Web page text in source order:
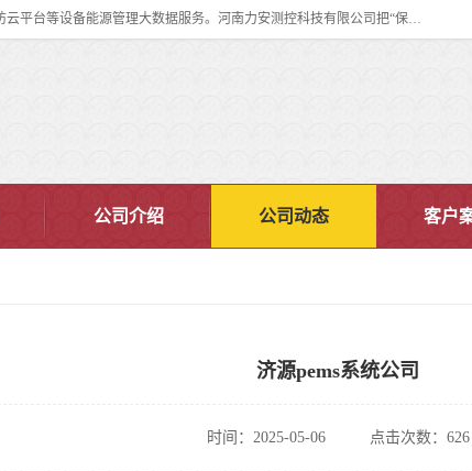
河南力安测控科技有限公司专注提供智慧消防管理系统,智慧消防系统,智慧消防云平台等设备能源管理大数据服务。河南力安测控科技有限公司把“保障设备运行安全可控,让设备管理变得简单”确定为力安的历史使命。
公司介绍 公司动态 客户
济源pems系统公司
时间：2025-05-06 点击次数：626